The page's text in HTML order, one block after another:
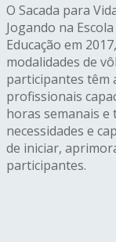
O Sacada para
Jogando na
Educação em
modalidades de
participantes têm
profissionais
horas semanais e
necessidades e
de iniciar,
participantes.